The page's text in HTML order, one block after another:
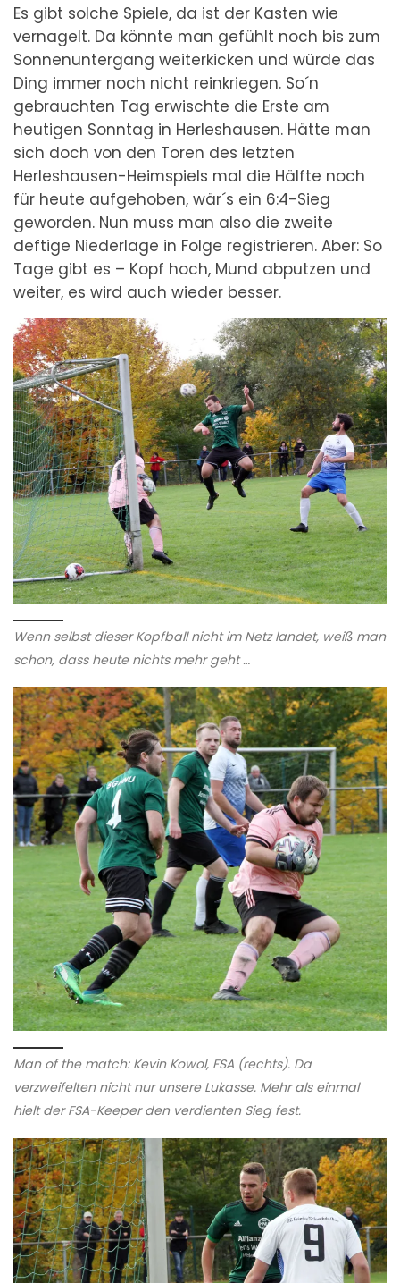
Es gibt solche Spiele, da ist der Kasten wie
vernagelt. Da könnte man gefühlt noch bis zum
Sonnenuntergang weiterkicken und würde das
Ding immer noch nicht reinkriegen. So´n
gebrauchten Tag erwischte die Erste am
heutigen Sonntag in Herleshausen. Hätte man
sich doch von den Toren des letzten
Herleshausen-Heimspiels mal die Hälfte noch
für heute aufgehoben, wär´s ein 6:4-Sieg
geworden. Nun muss man also die zweite
deftige Niederlage in Folge registrieren. Aber: So
Tage gibt es – Kopf hoch, Mund abputzen und
weiter, es wird auch wieder besser.
Wenn selbst dieser Kopfball nicht im Netz landet, weiß man
schon, dass heute nichts mehr geht …
Man of the match: Kevin Kowol, FSA (rechts). Da
verzweifelten nicht nur unsere Lukasse. Mehr als einmal
hielt der FSA-Keeper den verdienten Sieg fest.